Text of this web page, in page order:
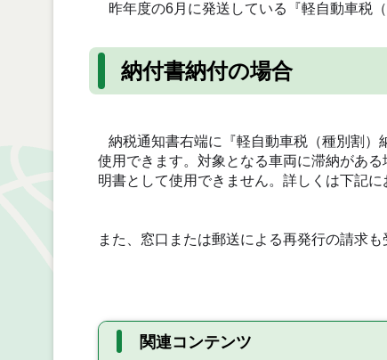
昨年度の6月に発送している『軽自動車税
納付書納付の場合
納税通知書右端に『軽自動車税（種別割）
使用できます。対象となる車両に滞納があ
明書として使用できません。詳しくは下記に
また、窓口または郵送による再発行の請求
関連コンテンツ